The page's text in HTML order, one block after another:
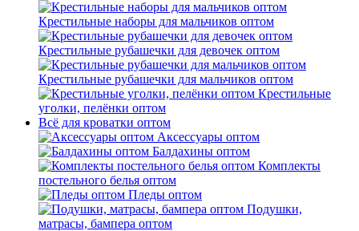
Крестильные наборы для мальчиков оптом
Крестильные рубашечки для девочек оптом
Крестильные рубашечки для мальчиков оптом
Крестильные
уголки, пелёнки оптом
Всё для кроватки оптом
Аксессуары оптом
Балдахины оптом
Комплекты
постельного белья оптом
Пледы оптом
Подушки,
матрасы, бампера оптом